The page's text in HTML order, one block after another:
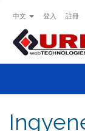
中文 登入 註冊